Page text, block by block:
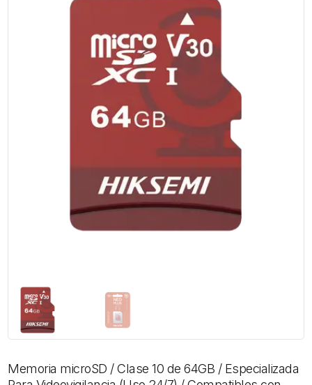
Memoria microSD / Clase 10 de 64GB / Especializada